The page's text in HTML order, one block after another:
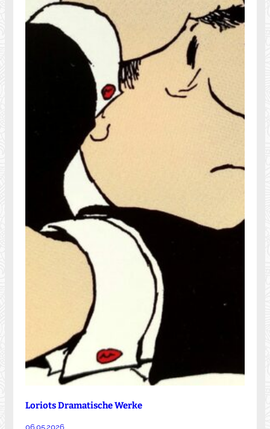
Loriots Dramatische Werke
06.05.2026